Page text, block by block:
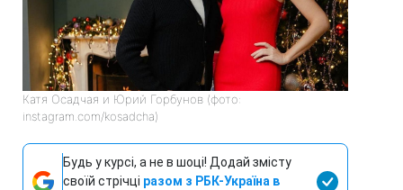
Катя Осадчая и Юрий Горбунов (фото:
instagram.com/kosadcha)
Будь у курсі, а не в шоці! Додай змісту
своїй стрічці разом з РБК-Україна в